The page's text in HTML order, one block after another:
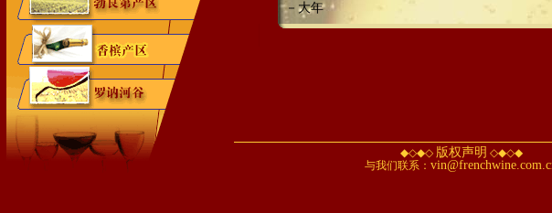
－大年
◆◇◆◇ 版权声明 ◇◆◇◆
与我们联系：